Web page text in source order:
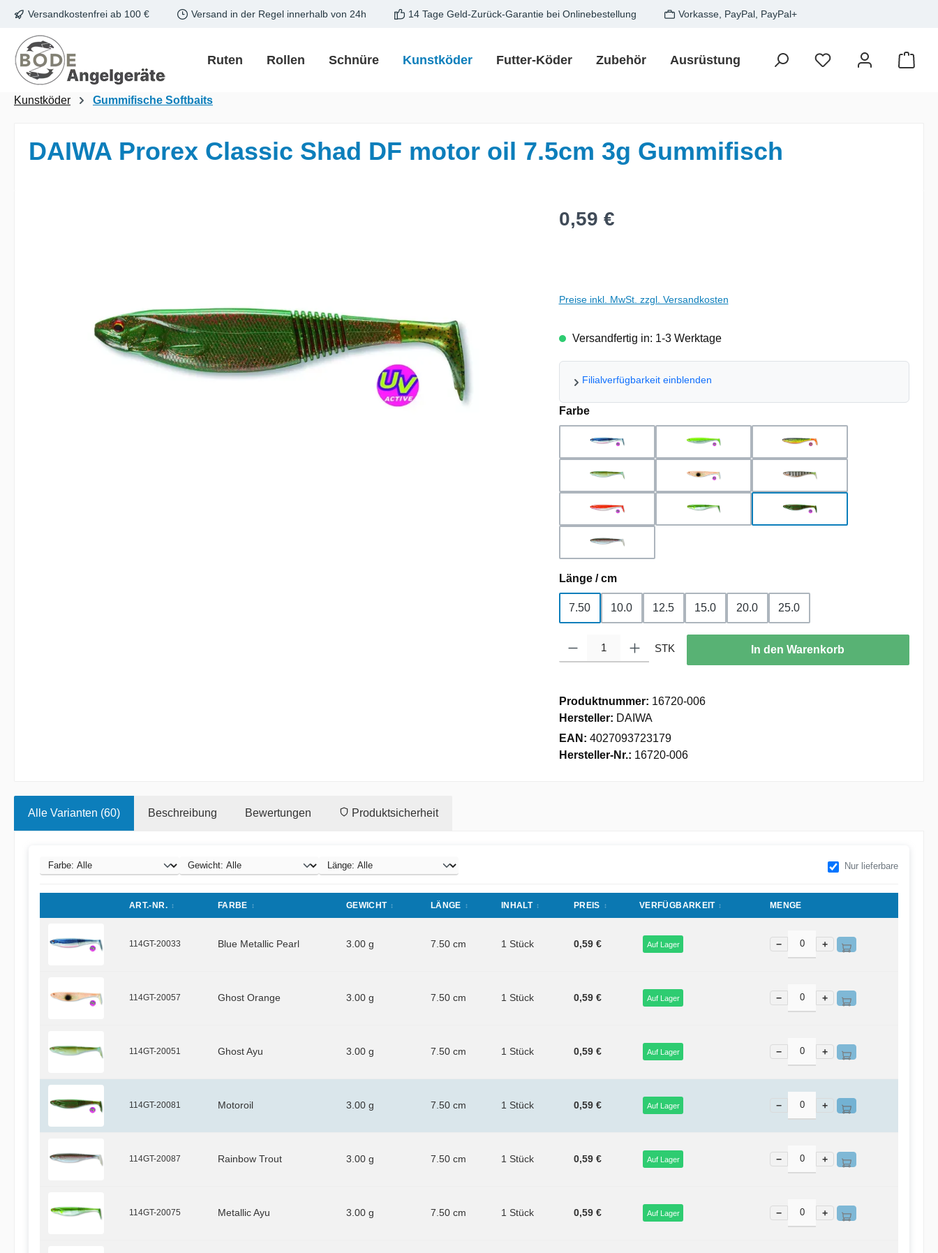
Hauptinhalt springen
Zur Suche springen
Zur Hauptnavigation springen
Versandkostenfrei ab 100 € Versand in der Regel innerhalb von 24h 14 Tage Geld-Zurück-Garantie bei Onlinebestellung Vorkasse, PayPal, PayPal+
Ruten Rollen Schnüre Kunstköder Futter-Köder Zubehör Ausrüstung Zielfisch SALE
Kunstköder Gummifische Softbaits
DAIWA Prorex Classic Shad DF motor oil 7.5cm 3g Gummifisch
Regulärer Preis:
0,59 €
Preise inkl. MwSt. zzgl. Versandkosten
Versandfertig in: 1-3 Werktage
Filialverfügbarkeit einblenden
Farbeauswählen
blue metallic pearl chartreuse pearl firetiger
ghost ayu ghost orange ghost perch
holo orange metallic ayu motor oil
rainbow trout
Länge / cmauswählen
7.50 10.0 12.5 15.0 20.0 25.0
Produkt Anzahl: Gib den gewünschten Wert ein oder benutze die Schaltflächen um
STK In den Warenkorb
Produktnummer: 16720-006
Hersteller: DAIWA
EAN: 4027093723179
Hersteller-Nr.: 16720-006
Alle Varianten (60) Beschreibung Bewertungen Produktsicherheit
Nur lieferbare
ART.-NR. FARBE GEWICHT LÄNGE INHALT PREIS VERFÜGBARKEIT MENGE
114GT-20033 Blue Metallic Pearl 3.00 g 7.50 cm 1 Stück 0,59 € Auf Lager − +
114GT-20057 Ghost Orange 3.00 g 7.50 cm 1 Stück 0,59 € Auf Lager − +
114GT-20051 Ghost Ayu 3.00 g 7.50 cm 1 Stück 0,59 € Auf Lager − +
114GT-20081 Motoroil 3.00 g 7.50 cm 1 Stück 0,59 € Auf Lager − +
114GT-20087 Rainbow Trout 3.00 g 7.50 cm 1 Stück 0,59 € Auf Lager − +
114GT-20075 Metallic Ayu 3.00 g 7.50 cm 1 Stück 0,59 € Auf Lager − +